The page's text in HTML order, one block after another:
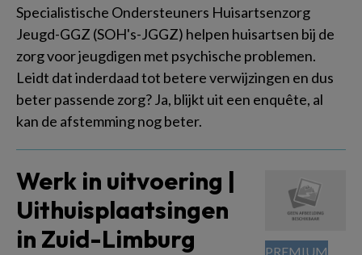
Specialistische Ondersteuners Huisartsenzorg
Jeugd-GGZ (SOH's-JGGZ) helpen huisartsen bij de
zorg voor jeugdigen met psychische problemen.
Leidt dat inderdaad tot betere verwijzingen en dus
beter passende zorg? Ja, blijkt uit een enquête, al
kan de afstemming nog beter.
Werk in uitvoering |
Uithuisplaatsingen
in Zuid-Limburg